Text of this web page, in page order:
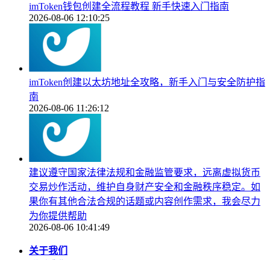
imToken钱包创建全流程教程 新手快速入门指南
2026-08-06 12:10:25
imToken创建以太坊地址全攻略，新手入门与安全防护指
南
2026-08-06 11:26:12
建议遵守国家法律法规和金融监管要求，远离虚拟货币
交易炒作活动，维护自身财产安全和金融秩序稳定。如
果你有其他合法合规的话题或内容创作需求，我会尽力
为你提供帮助
2026-08-06 10:41:49
关于我们